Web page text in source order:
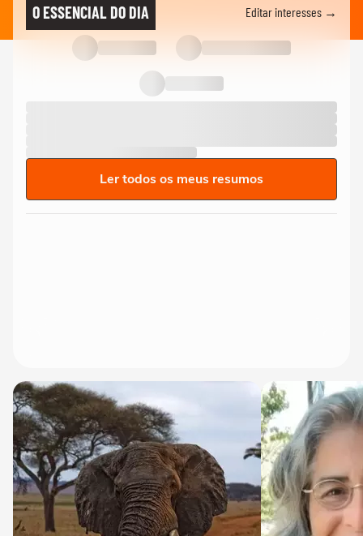
O ESSENCIAL DO DIA Editar interesses →
Ler todos os meus resumos